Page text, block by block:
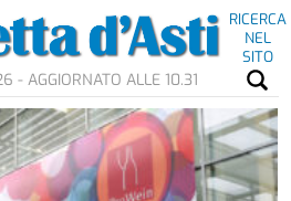
RICERCA
NEL
SITO
- AGGIORNATO ALLE 10.31